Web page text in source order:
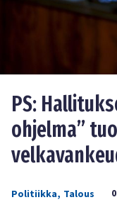
PS:
ohjelma”
Politiikka, Talous